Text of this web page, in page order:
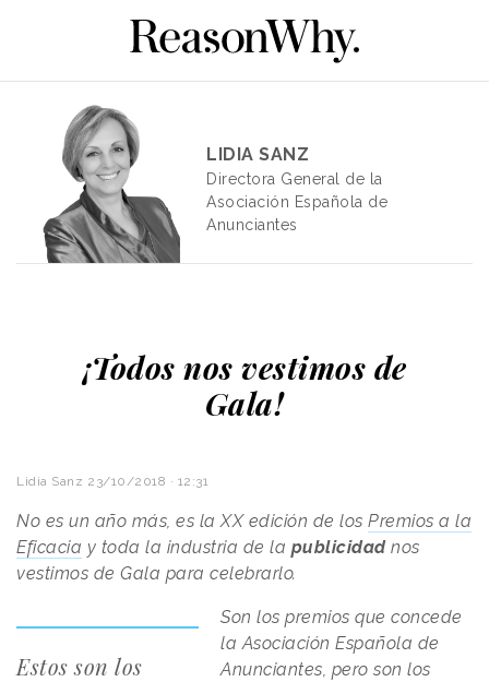
Directora General de la
Asociación Española de
Anunciantes
LIDIA SANZ
¡Todos nos vestimos de
Gala!
Lidia Sanz 23/10/2018 · 12:31
No es un año más, es la XX edición de los Premios a la
Eficacia y toda la industria de la publicidad nos
vestimos de Gala para celebrarlo.
Estos son los
Son los premios que concede
la Asociación Española de
Anunciantes, pero son los